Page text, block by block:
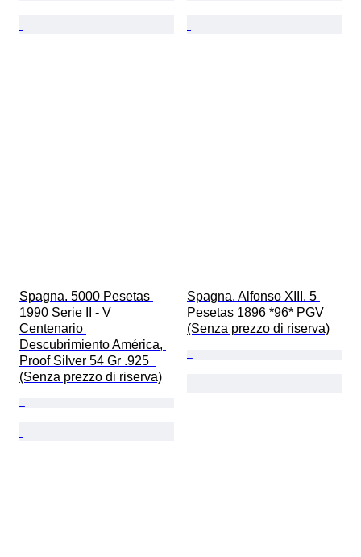
Spagna. 5000 Pesetas
1990 Serie II - V
Centenario
Descubrimiento América,
Proof Silver 54 Gr .925
(Senza prezzo di riserva)
Spagna. Alfonso XIII. 5
Pesetas 1896 *96* PGV
(Senza prezzo di riserva)